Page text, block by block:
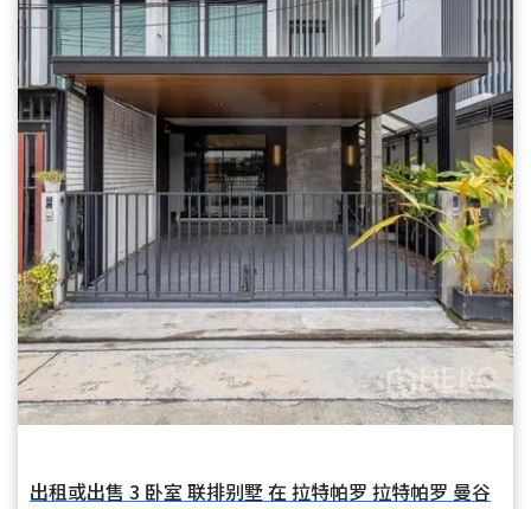
出租或出售 3 卧室 联排别墅 在 拉特帕罗 拉特帕罗 曼谷